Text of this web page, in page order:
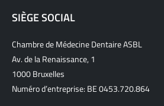
SIÈGE SOCIAL
Chambre de Médecine Dentaire ASBL
Av. de la Renaissance, 1
1000 Bruxelles
Numéro d’entreprise: BE 0453.720.864